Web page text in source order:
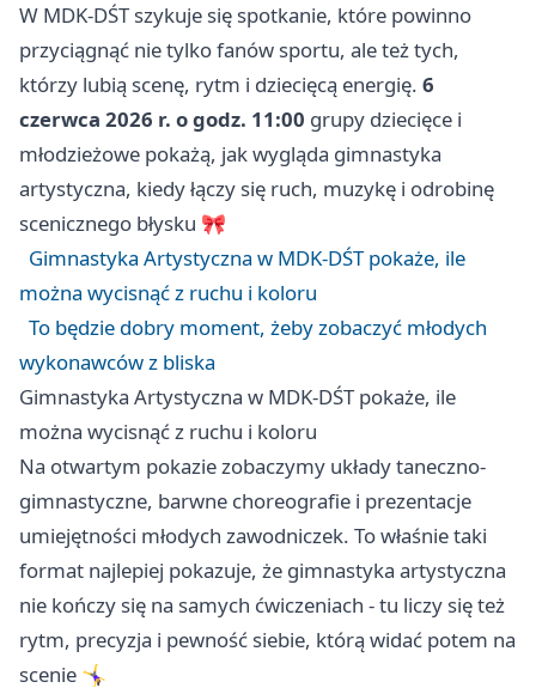
W MDK-DŚT szykuje się spotkanie, które powinno
przyciągnąć nie tylko fanów sportu, ale też tych,
którzy lubią scenę, rytm i dziecięcą energię. 6
czerwca 2026 r. o godz. 11:00 grupy dziecięce i
młodzieżowe pokażą, jak wygląda gimnastyka
artystyczna, kiedy łączy się ruch, muzykę i odrobinę
scenicznego błysku 🎀
Gimnastyka Artystyczna w MDK-DŚT pokaże, ile
można wycisnąć z ruchu i koloru
To będzie dobry moment, żeby zobaczyć młodych
wykonawców z bliska
Gimnastyka Artystyczna w MDK-DŚT pokaże, ile
można wycisnąć z ruchu i koloru
Na otwartym pokazie zobaczymy układy taneczno-
gimnastyczne, barwne choreografie i prezentacje
umiejętności młodych zawodniczek. To właśnie taki
format najlepiej pokazuje, że gimnastyka artystyczna
nie kończy się na samych ćwiczeniach - tu liczy się też
rytm, precyzja i pewność siebie, którą widać potem na
scenie 🤸‍♀️